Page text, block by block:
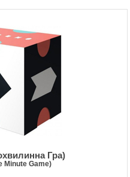
Гра)
Minute Game)